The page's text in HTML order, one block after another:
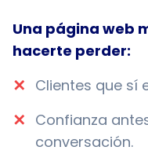
Una página web
hacerte perder:
✕ Clientes que sí
✕ Confianza
conversación.